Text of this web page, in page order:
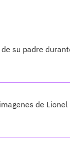
su padre
de